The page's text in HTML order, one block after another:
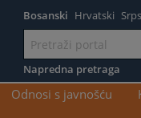
sadržaj
Bosanski Hrvatski
Napredna pretraga
Odnosi s javnošću